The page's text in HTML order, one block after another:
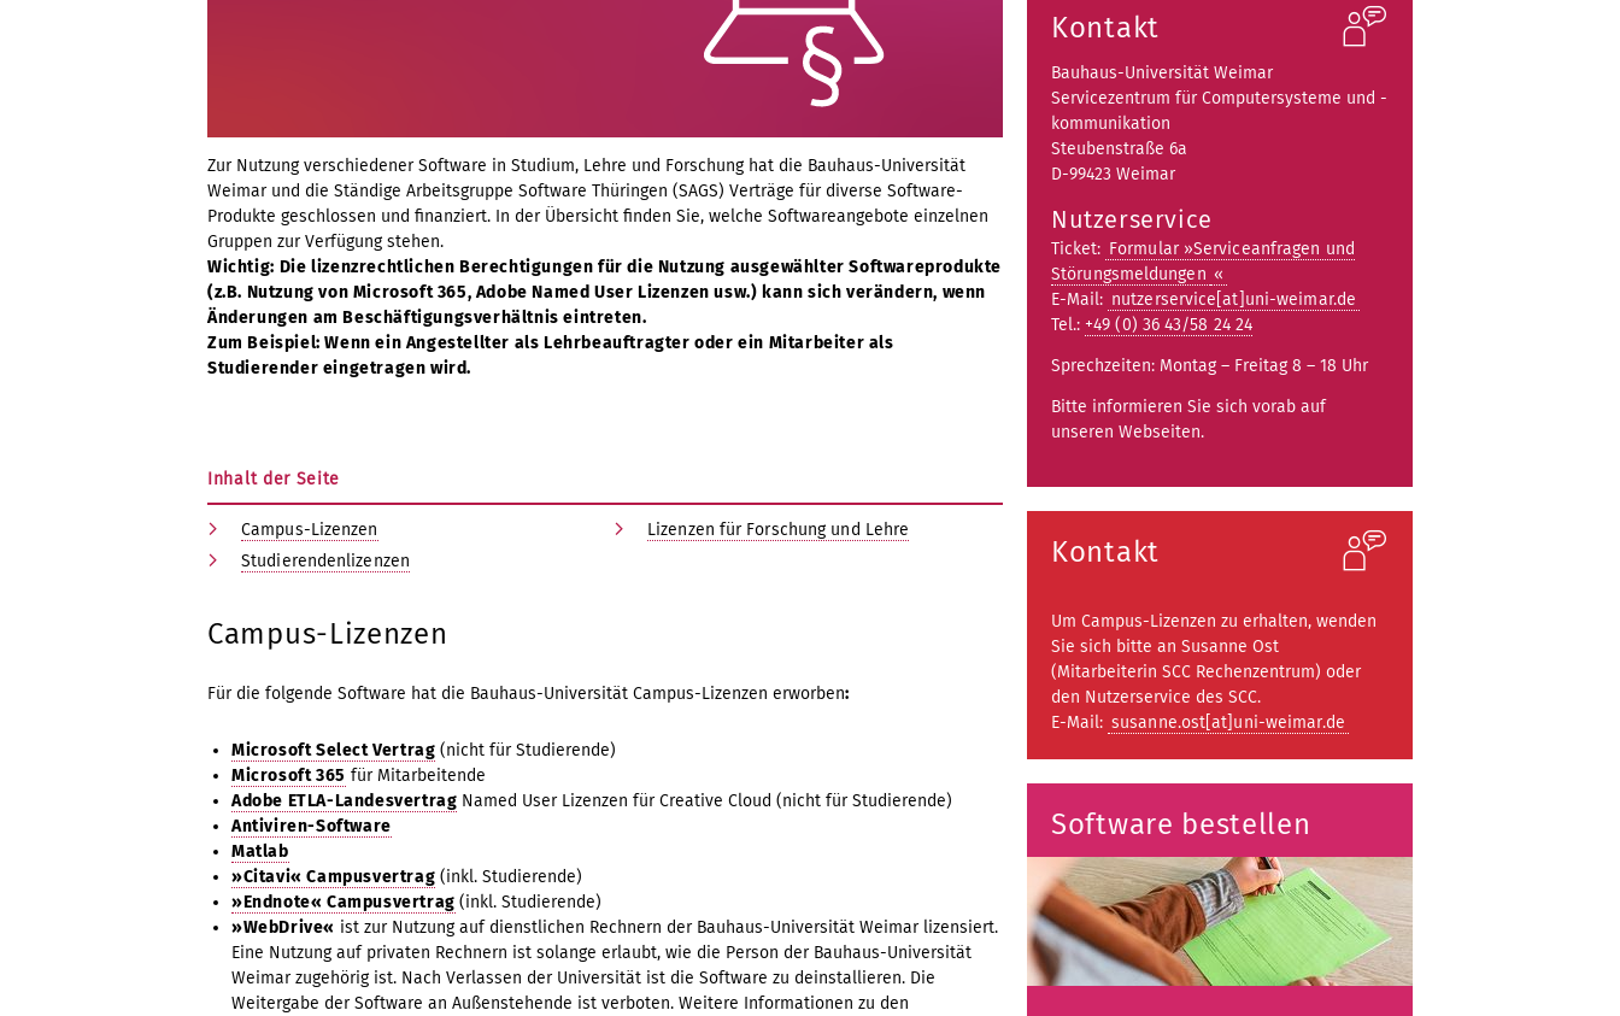
Zur Nutzung verschiedener Software in Studium, Lehre und Forschung hat die Bauhaus-Universität
Weimar und die Ständige Arbeitsgruppe Software Thüringen (SAGS) Verträge für diverse Software-
Produkte geschlossen und finanziert. In der Übersicht finden Sie, welche Softwareangebote einzelnen
Gruppen zur Verfügung stehen.
Wichtig: Die lizenzrechtlichen Berechtigungen für die Nutzung ausgewählter Softwareprodukte
(z.B. Nutzung von Microsoft 365, Adobe Named User Lizenzen usw.) kann sich verändern, wenn
Änderungen am Beschäftigungsverhältnis eintreten.
Zum Beispiel: Wenn ein Angestellter als Lehrbeauftragter oder ein Mitarbeiter als
Studierender eingetragen wird.
Inhalt der Seite
Campus-Lizenzen
Studierendenlizenzen
Lizenzen für Forschung und Lehre
Campus-Lizenzen
Für die folgende Software hat die Bauhaus-Universität Campus-Lizenzen erworben:
Microsoft Select Vertrag (nicht für Studierende)
Microsoft 365 für Mitarbeitende
Adobe ETLA-Landesvertrag Named User Lizenzen für Creative Cloud (nicht für Studierende)
Antiviren-Software
Matlab
»Citavi« Campusvertrag (inkl. Studierende)
»Endnote« Campusvertrag (inkl. Studierende)
»WebDrive« ist zur Nutzung auf dienstlichen Rechnern der Bauhaus-Universität Weimar lizensiert.
Eine Nutzung auf privaten Rechnern ist solange erlaubt, wie die Person der Bauhaus-Universität
Weimar zugehörig ist. Nach Verlassen der Universität ist die Software zu deinstallieren. Die
Weitergabe der Software an Außenstehende ist verboten. Weitere Informationen zu den
Kontakt
Bauhaus-Universität Weimar
Servicezentrum für Computersysteme und -
kommunikation
Steubenstraße 6a
D-99423 Weimar
Nutzerservice
Ticket: Formular »Serviceanfragen und
Störungsmeldungen «
E-Mail: nutzerservice[at]uni-weimar.de
Tel.: +49 (0) 36 43/58 24 24
Sprechzeiten: Montag – Freitag 8 – 18 Uhr
Bitte informieren Sie sich vorab auf
unseren Webseiten.
Kontakt
Um Campus-Lizenzen zu erhalten, wenden
Sie sich bitte an Susanne Ost
(Mitarbeiterin SCC Rechenzentrum) oder
den Nutzerservice des SCC.
E-Mail: susanne.ost[at]uni-weimar.de
Software bestellen